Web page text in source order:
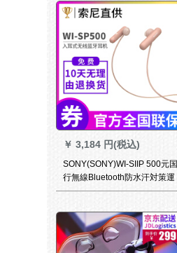
￥ 3,184 円(税込)
SONY(SONY)WI-SIIP 500元国
行無線Bluetooth防水汗対策運
動パインキング運動